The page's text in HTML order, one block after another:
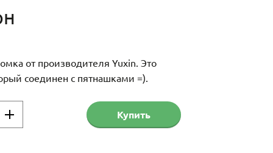
от производителя Yuxin. Это
соединен с пятнашками =).
Купить